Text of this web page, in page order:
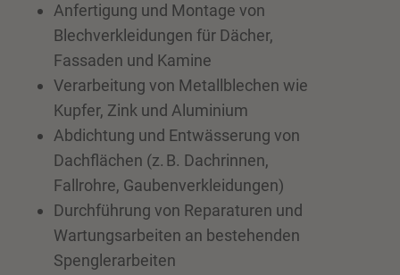
Anfertigung und Montage von
Blechverkleidungen für Dächer,
Fassaden und Kamine
Verarbeitung von Metallblechen wie
Kupfer, Zink und Aluminium
Abdichtung und Entwässerung von
Dachflächen (z. B. Dachrinnen,
Fallrohre, Gaubenverkleidungen)
Durchführung von Reparaturen und
Wartungsarbeiten an bestehenden
Spenglerarbeiten